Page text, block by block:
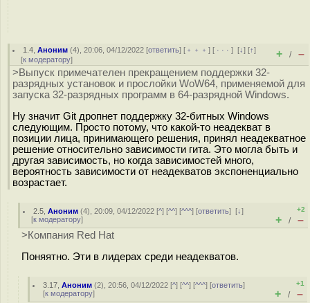
1.4 ,Аноним (4), 20:06, 04/12/2022 [ответить] [ ﹢﹢﹢] [ · · ·][↓] [↑]
[к модератору] + / –
>Выпуск примечателен прекращением поддержки 32-
разрядных установок и прослойки WoW64, применяемой для
запуска 32-разрядных программ в 64-разрядной Windows.
Ну значит Git дропнет поддержку 32-битных Windows
следующим. Просто потому, что какой-то неадекват в
позиции лица, принимающего решения, принял неадекватное
решение относительно зависимости гита. Это могла быть и
другая зависимость, но когда зависимостей много,
вероятность зависимости от неадекватов экспоненциально
возрастает.
2.5 ,Аноним (4), 20:09, 04/12/2022 [^] [^^] [^^^] [ответить][↓]
[к модератору]
+2
+ / –
>Компания Red Hat
Поняятно. Эти в лидерах среди неадекватов.
3.17 ,Аноним (2), 20:56, 04/12/2022 [^] [^^] [^^^] [ответить]
[к модератору]
+1
+ / –